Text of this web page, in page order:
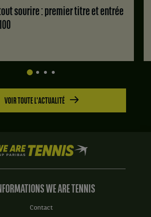
VOIR TOUTE L'ACTUALITÉ
We
are
Tennis
BNP
Accueil
WE ARE TENNIS
Contact